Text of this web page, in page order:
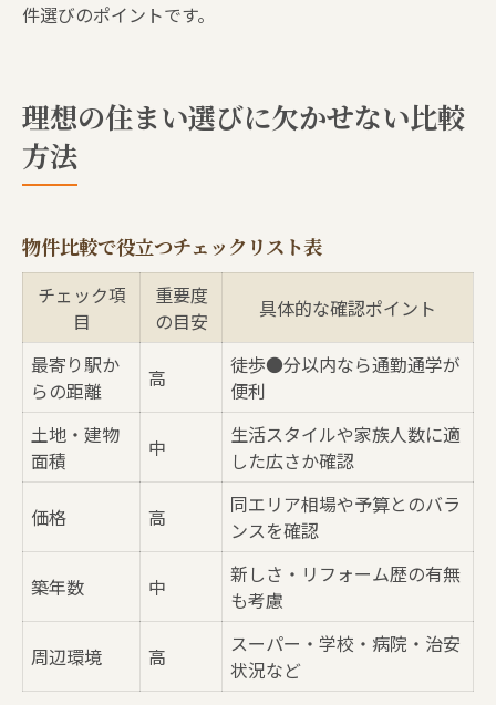
件選びのポイントです。
理想の住まい選びに欠かせない比較
方法
物件比較で役立つチェックリスト表
チェック項
目
重要度
の目安
具体的な確認ポイント
最寄り駅か
らの距離
高
徒歩●分以内なら通勤通学が
便利
土地・建物
面積
中
生活スタイルや家族人数に適
した広さか確認
価格 高
同エリア相場や予算とのバラ
ンスを確認
築年数 中
新しさ・リフォーム歴の有無
も考慮
周辺環境 高
スーパー・学校・病院・治安
状況など